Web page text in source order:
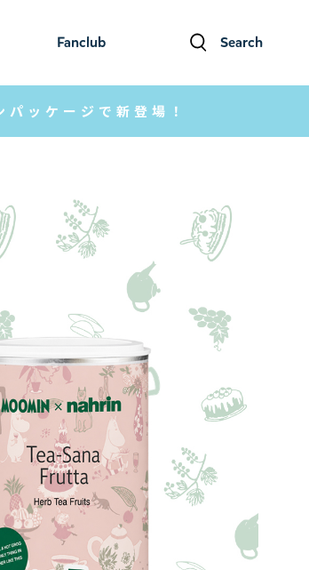
Fanclub Search
ッケージで新登場！